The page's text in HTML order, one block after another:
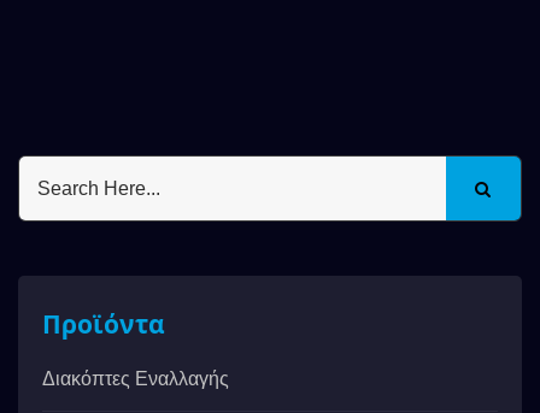
Προϊόντα
Διακόπτες Εναλλαγής